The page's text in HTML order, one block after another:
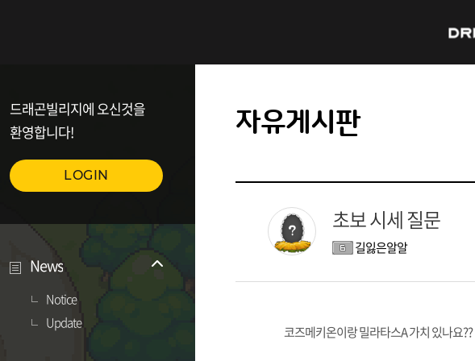
드래곤빌리지에 오신것을
환영합니다!
LOGIN
News
Notice
Update
자유게시판
초보 시세 질문
길잃은알알
코즈메키온이랑 밀라타스A 가치 있나요??